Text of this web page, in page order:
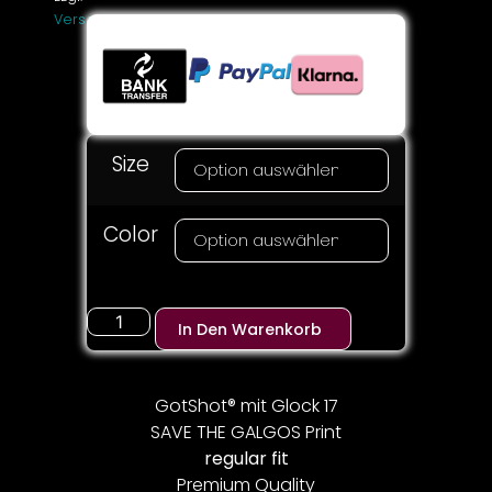
Versandkosten
Size
Color
In Den Warenkorb
GotShot® mit Glock 17
SAVE THE GALGOS Print
regular fit
Premium Quality